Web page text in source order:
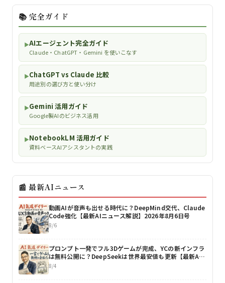
📚 完全ガイド
▶AIエージェント完全ガイド
Claude・ChatGPT・Gemini を使いこなす
▶ChatGPT vs Claude 比較
用途別の選び方と使い分け
▶Gemini 活用ガイド
Google製AIのビジネス活用
▶NotebookLM 活用ガイド
資料ベースAIアシスタントの実践
📰 最新AIニュース
動画AIが音声も出せる時代に？DeepMind交代、Claude
Code強化【最新AIニュース解説】2026年8月6日号
8/6
プロンプト一発でフル3Dゲームが完成、YCの新インフラ
は無料公開に？DeepSeekは世界最安値も更新【最新AI
ニュース解説】2026年8月4日号
8/4